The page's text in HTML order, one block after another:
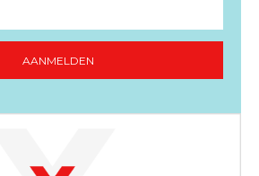
AANMELDEN